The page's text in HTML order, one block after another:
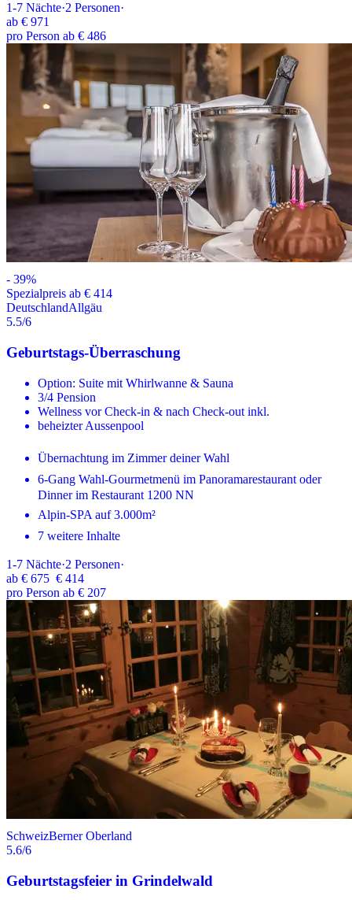
1-7 Nächte·2 Personen·
ab € 971
pro Person ab € 486
- 39%
Spezialpreis ab € 414
DeutschlandAllgäu
5.5/6
Geburtstags-Überraschung
Option: Suite mit Whirlwanne & Sauna
3/4 Pension
Wellness vor Check-in & nach Check-out inkl.
beheizter Aussenpool
Übernachtung im Zimmer deiner Wahl
6-Gang Wahl-Gourmetmenü im Panoramarestaurant oder
Dinner im Restaurant 1200 NN
Alpin-SPA auf 3.000m²
7 weitere Inhalte
1-7 Nächte·2 Personen·
ab € 675 € 414
pro Person ab € 207
SchweizBerner Oberland
5.6/6
Geburtstagsfeier in Grindelwald